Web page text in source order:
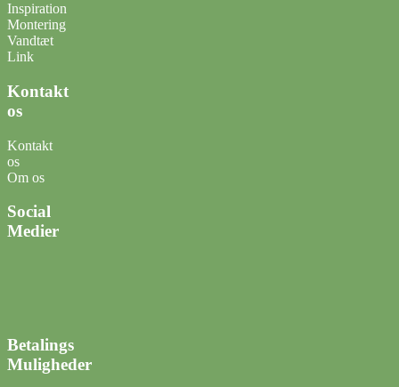
Inspiration
Montering
Vandtæt
Link
Kontakt
os
Kontakt
os
Om os
Social
Medier
Betalings
Muligheder